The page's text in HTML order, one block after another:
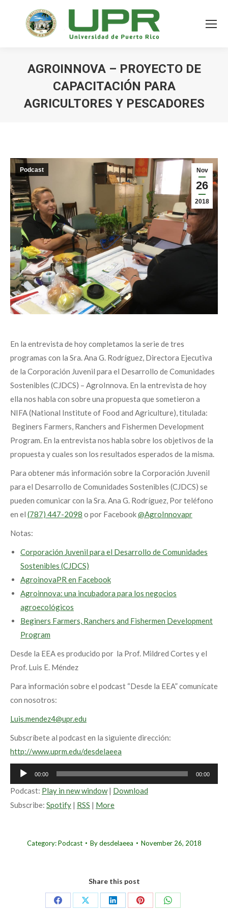
AGROINNOVA – PROYECTO DE
CAPACITACIÓN PARA
AGRICULTORES Y PESCADORES
Nov
26
2018
Podcast
En la entrevista de hoy completamos la serie de tres
programas con la Sra. Ana G. Rodríguez, Directora Ejecutiva
de la Corporación Juvenil para el Desarrollo de Comunidades
Sostenibles (CJDCS) – AgroInnova. En la entrevista de hoy
ella nos habla con sobre una propuesta que sometieron a
NIFA (National Institute of Food and Agriculture), titulada:
Beginers Farmers, Ranchers and Fishermen Development
Program. En la entrevista nos habla sobre los objetivos de la
propuesta y cuales son los resultados esperados de la misma.
Para obtener más información sobre la Corporación Juvenil
para el Desarrollo de Comunidades Sostenibles (CJDCS) se
pueden comunicar con la Sra. Ana G. Rodríguez, Por teléfono
en el (787) 447-2098 o por Facebook@AgroInnovapr
Notas:
Corporación Juvenil para el Desarrollo de Comunidades
Sostenibles (CJDCS)
AgroinovaPR en Facebook
Agroinnova: una incubadora para los negocios
agroecológicos
Beginers Farmers, Ranchers and Fishermen Development
Program
Desde la EEA es producido por la Prof. Mildred Cortes y el
Prof. Luis E. Méndez
Para información sobre el podcast “Desde la EEA” comunícate
con nosotros:
Luis.mendez4@upr.edu
Subscríbete al podcast en la siguiente dirección:
http://www.uprm.edu/desdelaeea
Audio
Player
00:00 00:00
Podcast: Play in new window| Download
Subscribe: Spotify | RSS | More
Category:Podcast Bydesdelaeea November 26, 2018
Share this post
Share Share Share Share Share